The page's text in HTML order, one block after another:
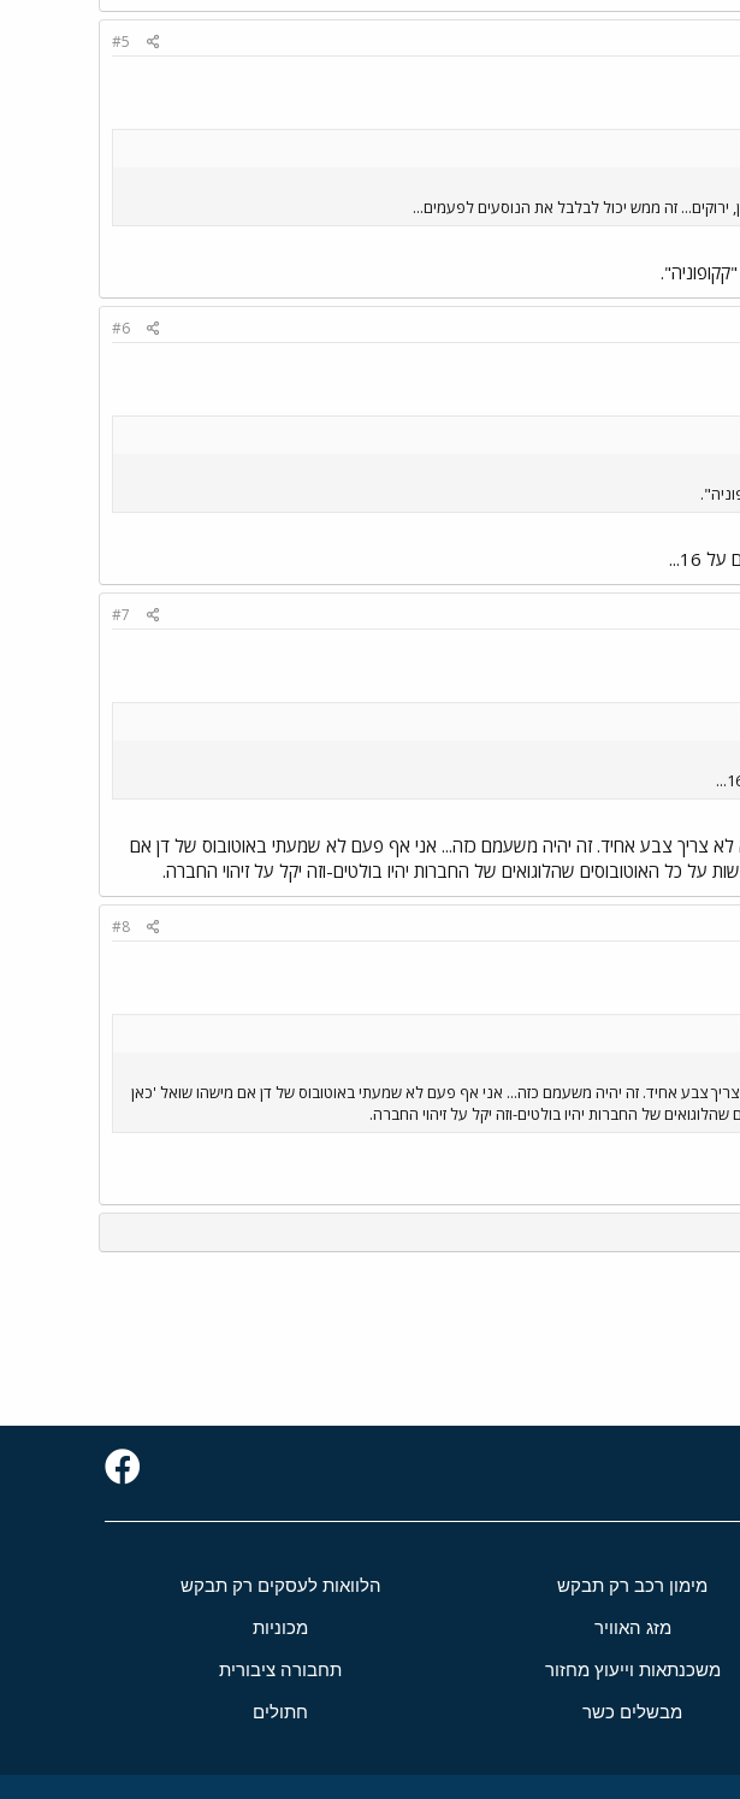
#5
זה ממש יכול לבלבל את הנוסעים לפעמים...
#6
#7
לא צריך צבע אחיד. זה יהיה משעמם כזה... אני אף פעם לא שמעתי באוטובוס של דן אם
על כל האוטובוסים שהלוגואים של החברות יהיו בולטים-וזה יקל על זיהוי החברה.
#8
צבע אחיד. זה יהיה משעמם כזה... אני אף פעם לא שמעתי באוטובוס של דן אם מישהו שואל 'כאן
של החברות יהיו בולטים-וזה יקל על זיהוי החברה.
מימון רכב רק תבקש הלוואות לעסקים רק תבקש
מזג האוויר מכוניות
משכנתאות וייעוץ מחזור תחבורה ציבורית
מבשלים כשר חתולים